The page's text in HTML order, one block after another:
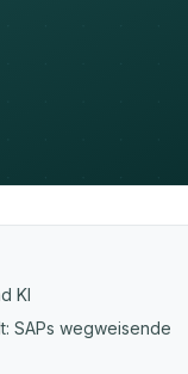
KI
SAPs wegweisende